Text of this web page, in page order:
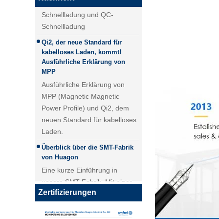
Qi2.1 15W QI 2.1 Moving Coil
Wireless Ladegerät
Abnehmbares drahtloses
Ladegerät
25W QI2 Wireless Lademodul
Wireless Ladegerät - Kopie -
JCJW30
Qi2, der neue Standard für
kabelloses Laden, kommt!
Ausführliche Erklärung von
MPP
Ausführliche Erklärung von
Überblick über die SMT-Fabrik
von Huagon
Eine kurze Einführung in
unsere tägliche Lieferung von
PCBA-Modulen über 40.000
Stück.
Zertifizierungen